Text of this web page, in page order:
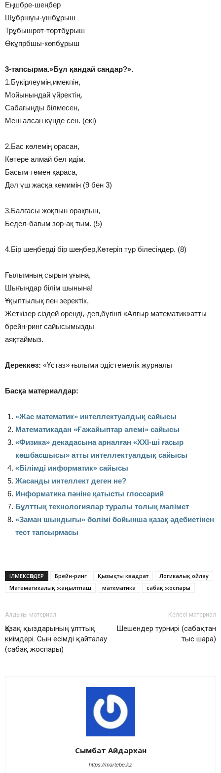
Еңшбре-шеңбер
Шұбршүы-үшбұрыш
Трұбышрөт-төртбұрыш
Өкұпрбшы-көпбұрыш
3-тапсырма.»Бұл қандай сандар?».
1.Бүкірлеумін,имекпін,
Мойынындай үйректің.
Сабағыңды білмесен,
Мені алсан күнде сен. (екі)
2.Бас көлемің орасан,
Көтере алмай бел идім.
Басым төмен қараса,
Дәл үш жасқа кемимін (9 бен 3)
3.Балғасы жоқпын орақпын,
Бедел-бағым зор-ақ тым. (5)
4.Бір шеңберді бір шеңбер,Көтеріп тұр білесіңдер. (8)
Ғылымның сырын ұғына,
Шығындар білім шынына!
Ұқыптылық пен зеректік,
Жеткізер сіздей өренді,-деп,бүгінгі «Алғыр математик»атты
брейн-ринг сайысымызды
аяқтаймыз.
Дереккөз: «Ұстаз» ғылыми әдістемелік журналы
Басқа материалдар:
«Жас математик» интеллектуалдық сайысы
Математикадан «Ғажайыптар әлемі» сайысы
«Физика» декадасына арналған «ХХI-ші ғасыр
көшбасшысы» атты интеллектуалдық сайысы
«Білімді информатик» сайысы
Жасанды интеллект деген не?
Информатика пәніне қатысты глоссарий
Бұлттық технологиялар туралы толық мәлімет
«Заман шындығы» бөлімі бойынша қазақ әдебиетінен
тест тапсырмасы
ІЛМЕКСӨЗДЕР Брейн-ринг Қызықты квадрат
Логикалық ойлау
Математикалық жаңылтпаш
маткматика сабақ жоспары
Алдыңғы материал
Қазақ қыздарының ұлттық
киімдері. Сын есімді қайталау
(сабақ жоспары)
Келесі материал
Шешендер турнирі (сабақтан
тыс шара)
Сымбат Айдархан
https://martebe.kz